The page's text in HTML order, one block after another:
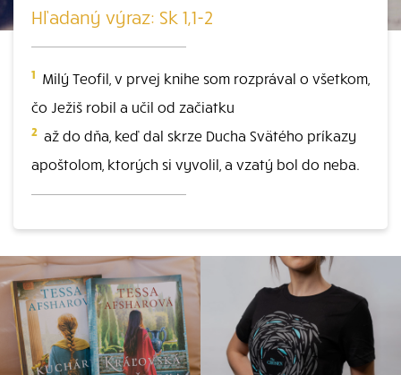
Hľadaný výraz: Sk 1,1-2
1 Milý Teofil, v prvej knihe som rozprával o všetkom,
čo Ježiš robil a učil od začiatku
2 až do dňa, keď dal skrze Ducha Svätého príkazy
apoštolom, ktorých si vyvolil, a vzatý bol do neba.